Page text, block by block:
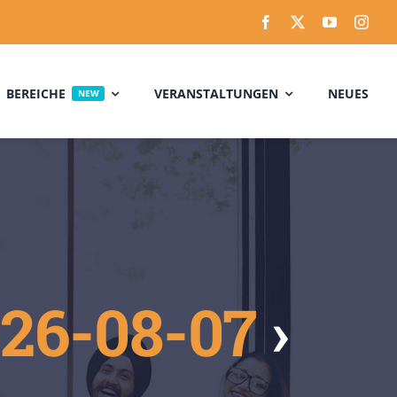
BEREICHE NEW VERANSTALTUNGEN
Our modern institution is interested
in cultivating an environment where
young students can come together
and learn in a creative environment.
NEUES
08-07›